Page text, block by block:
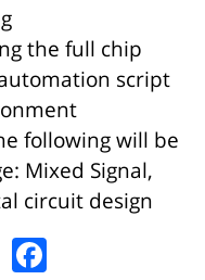
the full chip
script
following will be
Mixed Signal,
circuit design